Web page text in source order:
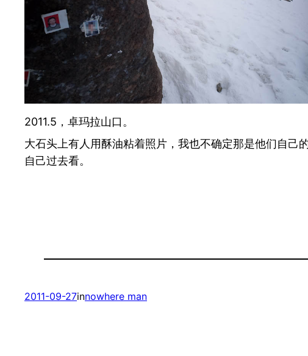
2011.5，卓玛拉山口。
大石头上有人用酥油粘着照片，我也不确定那是他们自己
自己过去看。
2011-09-27innowhere man